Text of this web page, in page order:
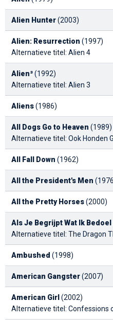
Alien Hunter(2003)
Alien: Resurrection (1997)
Alternatieve titel: Alien 4
Alien³(1992)
Alternatieve titel: Alien 3
Aliens(1986)
All Dogs Go to Heaven (1989)
Alternatieve titel: Ook Honden
All Fall Down (1962)
All the President's Men
All the Pretty Horses(2000)
Als Je Begrijpt Wat Ik Bedoel
Alternatieve titel: The Dragon
Ambushed (1998)
American Gangster(2007)
American Girl (2002)
Alternatieve titel: Confessions